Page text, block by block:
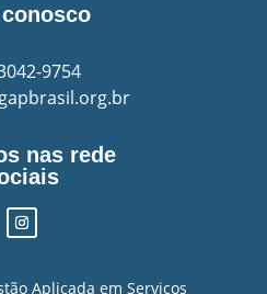
9754
nas rede
Aplicada em Serviços